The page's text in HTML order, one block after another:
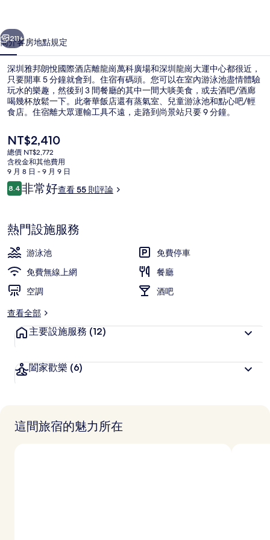
際
酒
店
的
相
片
集
個 下一個
211+
簡介客房地點規定
深圳雅邦朗悅國際酒店離龍崗萬科廣場和深圳龍崗大運中心都很近，
只要開車 5 分鐘就會到。住宿有碼頭。您可以在室內游泳池盡情體驗
玩水的樂趣，然後到 3 間餐廳的其中一間大啖美食，或去酒吧/酒廊
喝幾杯放鬆一下。此奢華飯店還有蒸氣室、兒童游泳池和點心吧/輕
食店。住宿離大眾運輸工具不遠，走路到尚景站只要 9 分鐘。
目
前
的
價
格
是
NT$2,410
總價 NT$2,772
含稅金和其他費用
9 月 8 日 - 9 月 9 日
評
論
8.48.4 分，滿分 10 分，
非常好查看 55 則評論
熱門設施服務
游泳池
免費停車
免費無線上網
餐廳
空調
酒吧
查看全部
主要設施服務 (12)
闔家歡樂 (6)
這間旅宿的魅力所在